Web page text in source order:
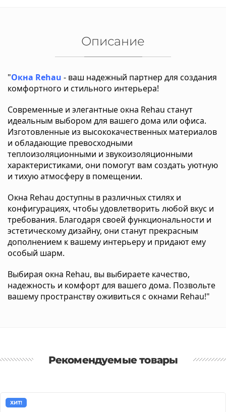
Описание
"Окна Rehau - ваш надежный партнер для создания
комфортного и стильного интерьера!
Современные и элегантные окна Rehau станут
идеальным выбором для вашего дома или офиса.
Изготовленные из высококачественных материалов
и обладающие превосходными
теплоизоляционными и звукоизоляционными
характеристиками, они помогут вам создать уютную
и тихую атмосферу в помещении.
Окна Rehau доступны в различных стилях и
конфигурациях, чтобы удовлетворить любой вкус и
требования. Благодаря своей функциональности и
эстетическому дизайну, они станут прекрасным
дополнением к вашему интерьеру и придают ему
особый шарм.
Выбирая окна Rehau, вы выбираете качество,
надежность и комфорт для вашего дома. Позвольте
вашему пространству оживиться с окнами Rehau!"
Рекомендуемые товары
ХИТ!